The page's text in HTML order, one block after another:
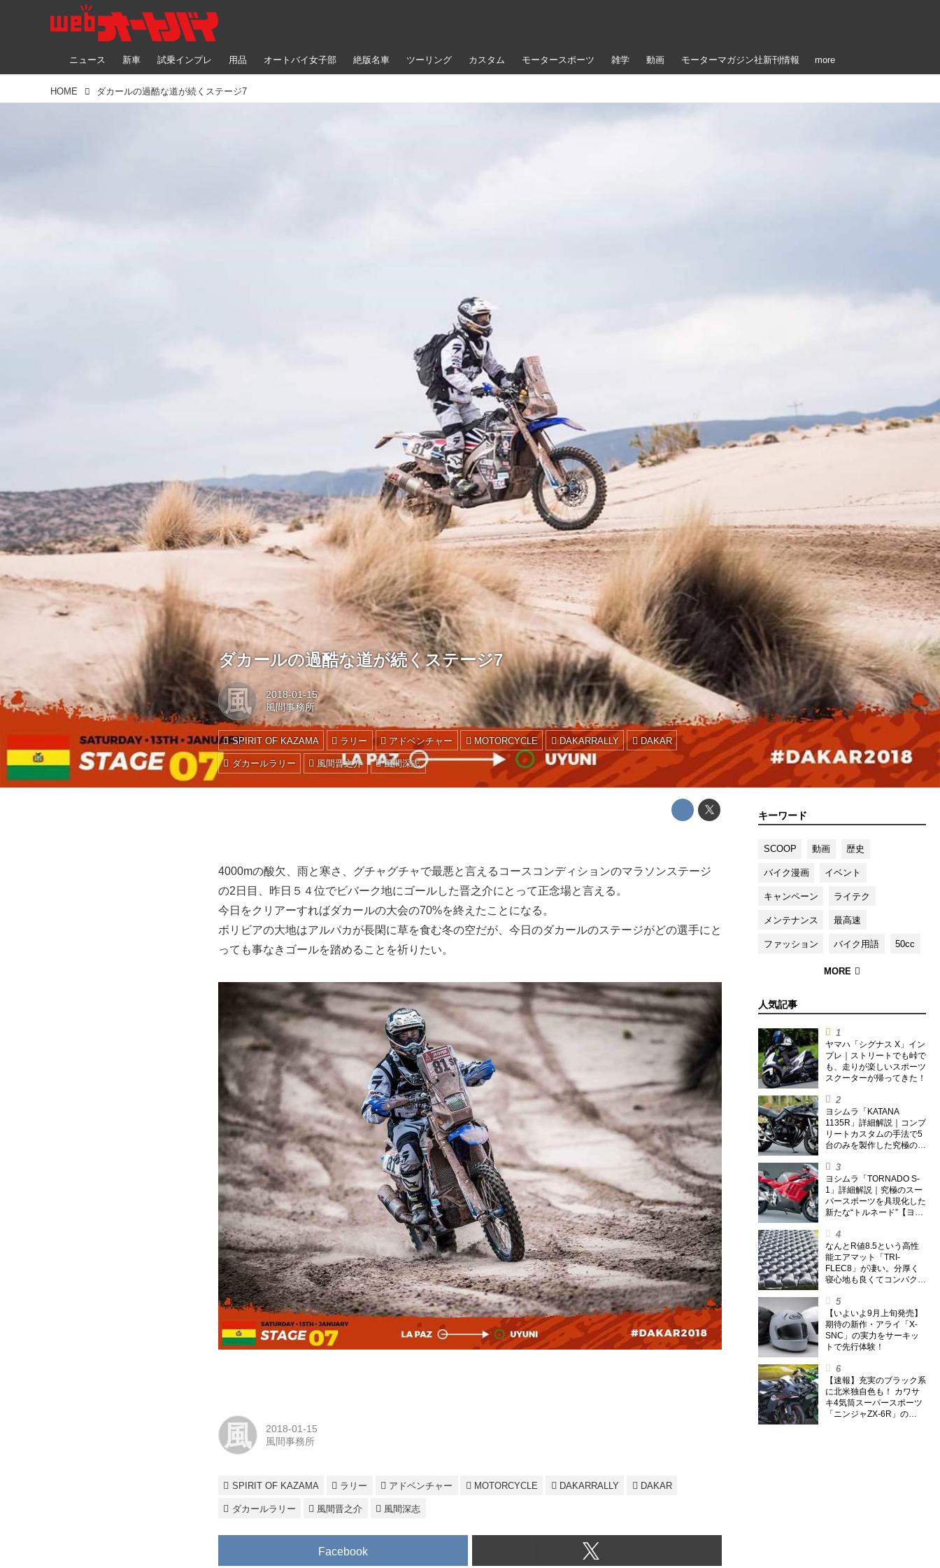
ニュース 新車 試乗インプレ 用品 オートバイ女子部 絶版名車 ツーリング カスタム モータースポーツ 雑学 動画 モーターマガジン社新刊情報 more
HOME ダカールの過酷な道が続くステージ7
ダカールの過酷な道が続くステージ7
風
2018-01-15
風間事務所
SPIRIT OF KAZAMA ラリー アドベンチャー MOTORCYCLE DAKARRALLY DAKAR
ダカールラリー 風間晋之介 風間深志
キーワード
SCOOP 動画 歴史
バイク漫画 イベント
キャンペーン ライテク
メンテナンス 最高速
ファッション バイク用語 50cc
人気記事
ヤマハ「シグナス X」イン
プレ｜ストリートでも峠で
も、走りが楽しいスポーツ
スクーターが帰ってきた！
ヨシムラ「KATANA
1135R」詳細解説｜コンプ
リートカスタムの手法で5
台のみを製作した究極の銘
ヨシムラ「TORNADO S-
1」詳細解説｜究極のスー
パースポーツを具現化した
新たな“トルネード”【ヨシ
なんとR値8.5という高性
能エアマット「TRI-
FLEC8」が凄い。分厚く
寝心地も良くてコンパクト
トを試してみた〈若林浩志
のスーパー・カブカブ・ダ
イアリーズ Vol.385〉
【いよいよ9月上旬発売】
期待の新作・アライ「X-
SNC」の実力をサーキッ
トで先行体験！
【速報】充実のブラック系
に北米独自色も！ カワサ
キ4気筒スーパースポーツ
「ニンジャZX-6R」の
4000mの酸欠、雨と寒さ、グチャグチャで最悪と言えるコースコンディションのマラソンステージ
の2日目、昨日５４位でビバーク地にゴールした晋之介にとって正念場と言える。
今日をクリアーすればダカールの大会の70%を終えたことになる。
ボリビアの大地はアルパカが長閑に草を食む冬の空だが、今日のダカールのステージがどの選手にと
っても事なきゴールを踏めることを祈りたい。
風
2018-01-15
風間事務所
SPIRIT OF KAZAMA ラリー アドベンチャー MOTORCYCLE DAKARRALLY DAKAR
ダカールラリー 風間晋之介 風間深志
Facebook